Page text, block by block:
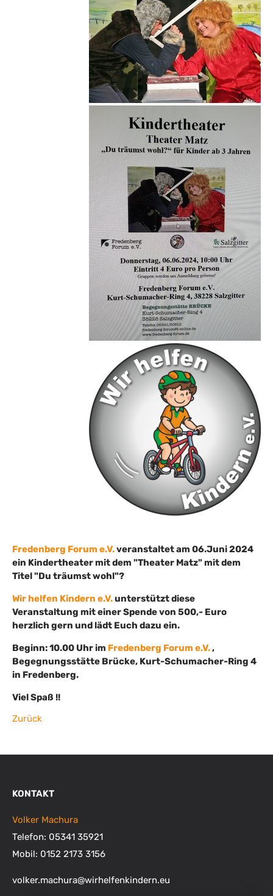
Fredenberg Forum e.V.veranstaltet am 06.Juni 2024
ein Kindertheater mit dem "Theater Matz" mit dem
Titel "Du träumst wohl"?
Wir helfen Kindern e.V.unterstützt diese
Veranstaltung mit einer Spende von 500,- Euro
herzlich gern und lädt Euch dazu ein.
Beginn: 10.00 Uhr im Fredenberg Forum e.V.,
Begegnungsstätte Brücke, Kurt-Schumacher-Ring 4
in Fredenberg.
Viel Spaß !!
Zurück
KONTAKT
Volker Machura
Telefon: 05341 35921
Mobil: 0152 2173 3156
volker.machura@wirhelfenkindern.eu